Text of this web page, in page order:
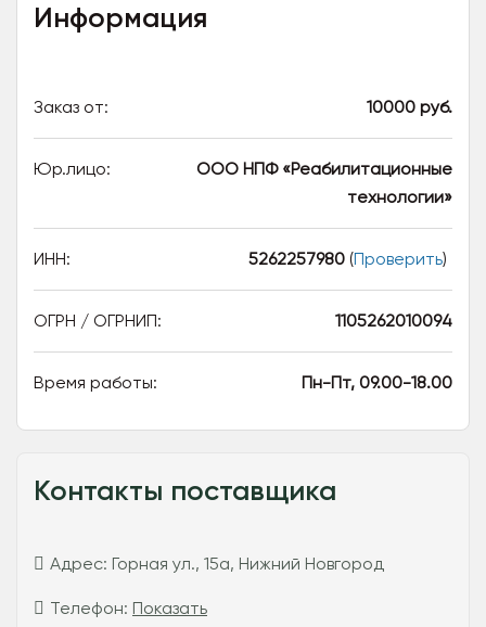
Информация
Заказ от: 10000 руб.
Юр.лицо:
ООО НПФ «Реабилитационные
технологии»
ИНН: 5262257980 (Проверить)
ОГРН / ОГРНИП: 1105262010094
Время работы: Пн-Пт, 09.00-18.00
Контакты поставщика
Адрес: Горная ул., 15а, Нижний Новгород
Телефон: Показать